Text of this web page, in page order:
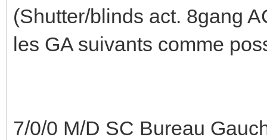
(Shutter/blinds act. 8gang
les GA suivants comme
7/0/0 M/D SC Bureau